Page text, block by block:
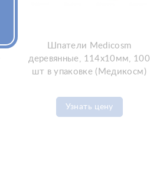
Шпатели Medicosm
деревянные, 114x10мм, 100
шт в упаковке (Медикосм)
Узнать цену